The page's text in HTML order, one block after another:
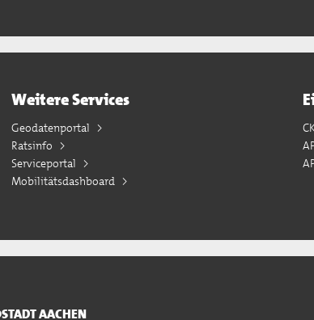
Weitere Services
Geodatenportal
Ratsinfo
Serviceportal
Mobilitätsdashboard
AACHEN